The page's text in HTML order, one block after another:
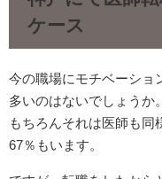
ケース
今の職場にモチベーショ
多いのはないでしょうか。
もちろんそれは医師も同
67％もいます。